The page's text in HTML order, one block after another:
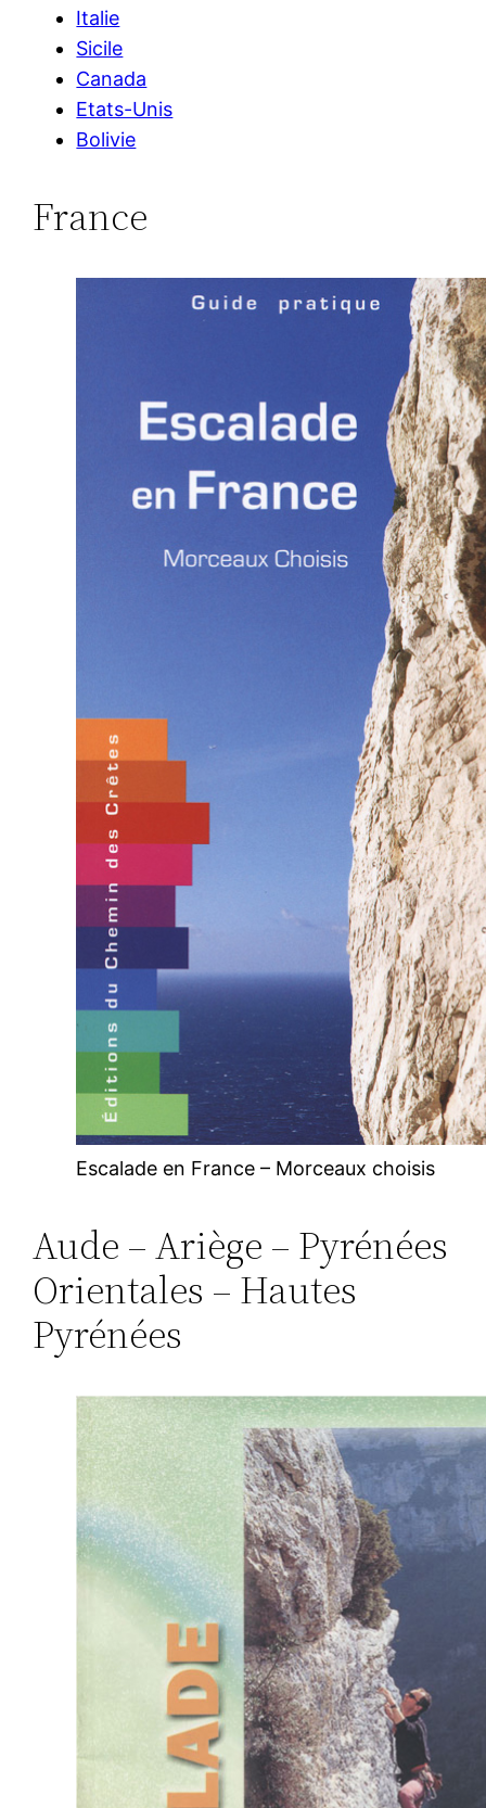
Italie
Sicile
Canada
Etats-Unis
Bolivie
France
Escalade en France – Morceaux choisis
Aude – Ariège – Pyrénées
Orientales – Hautes
Pyrénées